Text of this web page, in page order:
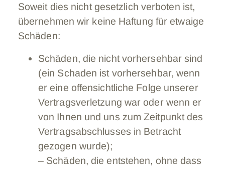
Soweit dies nicht gesetzlich verboten ist,
übernehmen wir keine Haftung für etwaige
Schäden:
Schäden, die nicht vorhersehbar sind
(ein Schaden ist vorhersehbar, wenn
er eine offensichtliche Folge unserer
Vertragsverletzung war oder wenn er
von Ihnen und uns zum Zeitpunkt des
Vertragsabschlusses in Betracht
gezogen wurde);
– Schäden, die entstehen, ohne dass